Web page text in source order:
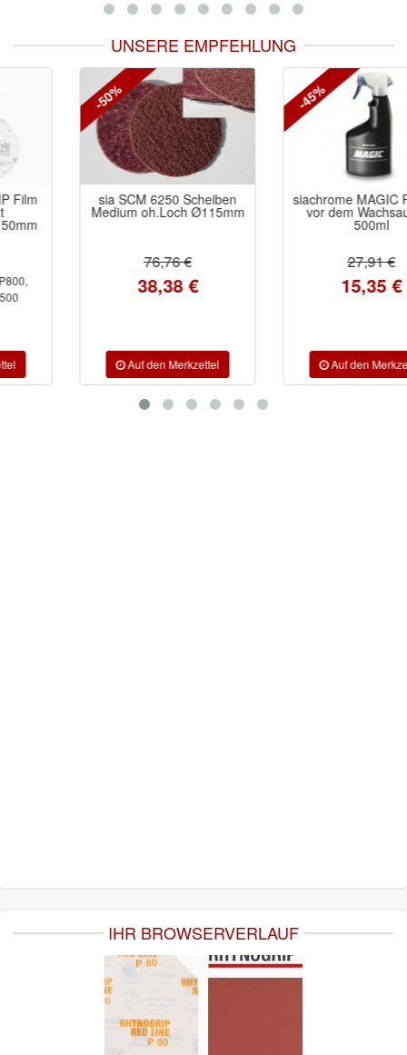
UNSERE EMPFEHLUNG
sia SCM 6250 Scheiben
Medium oh.Loch Ø115mm
siachrome MAGIC Reiniger
vor dem Wachsauftrag
-45%
IHR BROWSERVERLAUF